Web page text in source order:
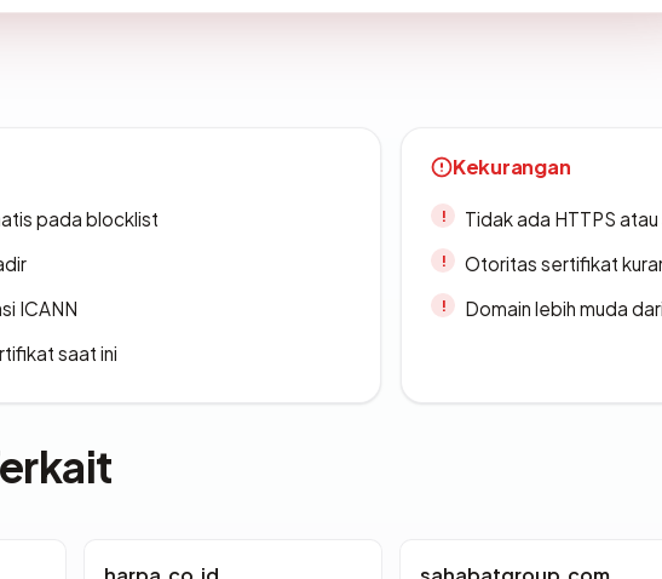
pada blocklist
ICANN
saat ini
Kekurangan
Tidak ada HTTPS
Otoritas sertifikat
Domain lebih muda